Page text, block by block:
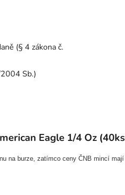
(§ 4 zákona č.
Sb.)
Eagle 1/4 Oz
na burze, zatímco ceny ČNB mincí